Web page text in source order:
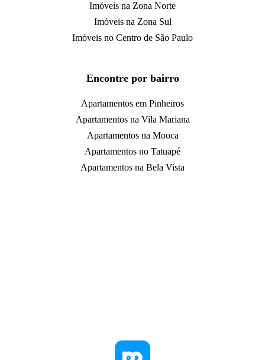
Imóveis na Zona Norte
Imóveis na Zona Sul
Imóveis no Centro de São Paulo
Encontre por bairro
Apartamentos em Pinheiros
Apartamentos na Vila Mariana
Apartamentos na Mooca
Apartamentos no Tatuapé
Apartamentos na Bela Vista